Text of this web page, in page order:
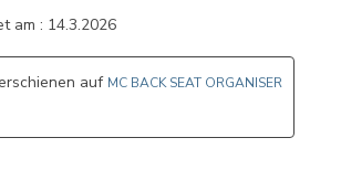
am : 14.3.2026
auf MC BACK SEAT ORGANISER